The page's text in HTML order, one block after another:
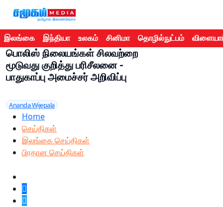
இலங்கை இந்தியா உலகம் சினிமா தொழில்நுட்பம்
பொலிஸ் நிலையங்கள் சிலவற்றை
மூடுவது குறித்து பரிசீலனை -
பாதுகாப்பு அமைச்சர் அறிவிப்பு
Ananda Wijepala
Home
செய்திகள்
இலங்கை செய்திகள்
பிரதான செய்திகள்